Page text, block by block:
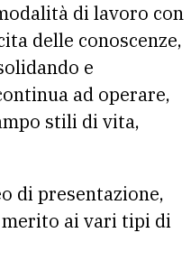
di lavoro con
delle conoscenze,
e
ad operare,
stili di vita,
di presentazione,
ai vari tipi di